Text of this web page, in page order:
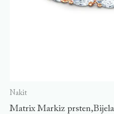
Nakit
Matrix Markiz